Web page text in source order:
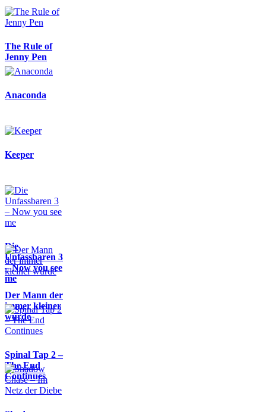
The Rule of
Jenny Pen
Anaconda
Keeper
Die
Unfassbaren 3
– Now you see
me
Der Mann der
immer kleiner
wurde
Spinal Tap 2 –
The End
Continues